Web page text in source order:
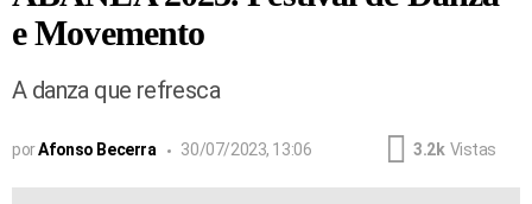
e Movemento
A danza que refresca
porAfonso Becerra 30/07/2023, 13:06 3.2k Vistas